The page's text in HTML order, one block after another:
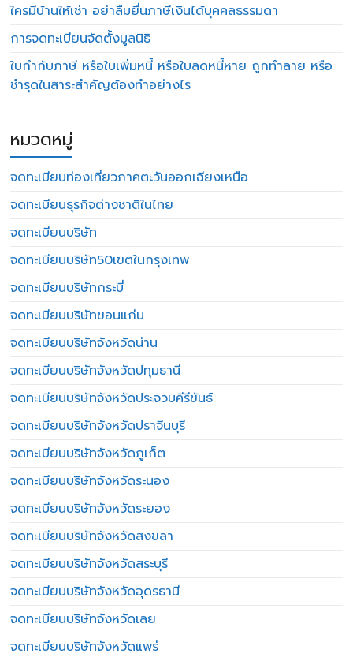
ใครมีบ้านให้เช่า อย่าลืมยื่นภาษีเงินได้บุคคลธรรมดา
การจดทะเบียนจัดตั้งมูลนิธิ
ใบกำกับภาษี หรือใบเพิ่มหนี้ หรือใบลดหนี้หาย ถูกทำลาย หรือ
ชำรุดในสาระสำคัญต้องทำอย่างไร
หมวดหมู่
จดทะเบียนท่องเที่ยวภาคตะวันออกเฉียงเหนือ
จดทะเบียนธุรกิจต่างชาติในไทย
จดทะเบียนบริษัท
จดทะเบียนบริษัท50เขตในกรุงเทพ
จดทะเบียนบริษัทกระบี่
จดทะเบียนบริษัทขอนแก่น
จดทะเบียนบริษัทจังหวัดน่าน
จดทะเบียนบริษัทจังหวัดปทุมธานี
จดทะเบียนบริษัทจังหวัดประจวบคีรีขันธ์
จดทะเบียนบริษัทจังหวัดปราจีนบุรี
จดทะเบียนบริษัทจังหวัดภูเก็ต
จดทะเบียนบริษัทจังหวัดระนอง
จดทะเบียนบริษัทจังหวัดระยอง
จดทะเบียนบริษัทจังหวัดสงขลา
จดทะเบียนบริษัทจังหวัดสระบุรี
จดทะเบียนบริษัทจังหวัดอุดรธานี
จดทะเบียนบริษัทจังหวัดเลย
จดทะเบียนบริษัทจังหวัดแพร่